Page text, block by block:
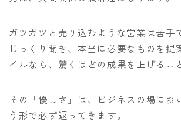
ガツガツと売り込むような営業は苦手
じっくり聞き、本当に必要なものを提
イルなら、驚くほどの成果を上げるこ
その「優しさ」は、ビジネスの場にお
う形で必ず返ってきます。